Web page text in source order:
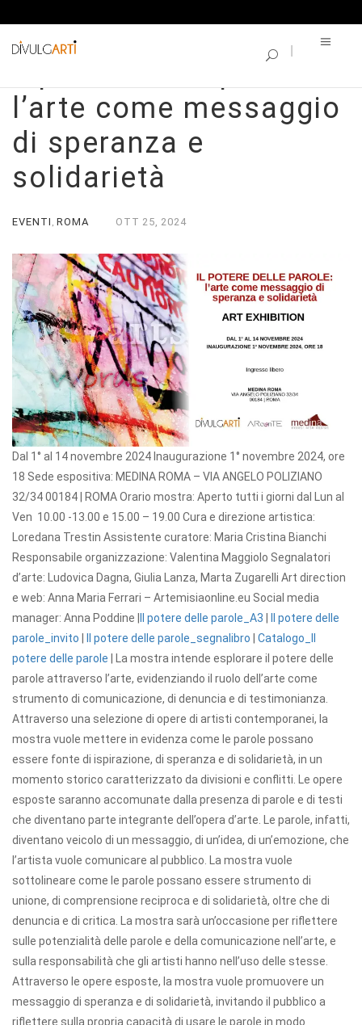
l’arte come messaggio
di speranza e
solidarietà
EVENTI , ROMA OTT 25, 2024
Dal 1° al 14 novembre 2024 Inaugurazione 1° novembre 2024, ore
18 Sede espositiva: MEDINA ROMA – VIA ANGELO POLIZIANO
32/34 00184 | ROMA Orario mostra: Aperto tutti i giorni dal Lun al
Ven 10.00 -13.00 e 15.00 – 19.00 Cura e direzione artistica:
Loredana Trestin Assistente curatore: Maria Cristina Bianchi
Responsabile organizzazione: Valentina Maggiolo Segnalatori
d’arte: Ludovica Dagna, Giulia Lanza, Marta Zugarelli Art direction
e web: Anna Maria Ferrari – Artemisiaonline.eu Social media
manager: Anna Poddine |
Il potere delle parole_A3
Il potere delle
parole_invito
Il potere delle parole_segnalibro
Catalogo_Il
potere delle parole
La mostra intende esplorare il potere delle
parole attraverso l’arte, evidenziando il ruolo dell’arte come
strumento di comunicazione, di denuncia e di testimonianza.
Attraverso una selezione di opere di artisti contemporanei, la
mostra vuole mettere in evidenza come le parole possano
essere fonte di ispirazione, di speranza e di solidarietà, in un
momento storico caratterizzato da divisioni e conflitti. Le opere
esposte saranno accomunate dalla presenza di parole e di testi
che diventano parte integrante dell’opera d’arte. Le parole, infatti,
diventano veicolo di un messaggio, di un’idea, di un’emozione, che
l’artista vuole comunicare al pubblico. La mostra vuole
sottolineare come le parole possano essere strumento di
unione, di comprensione reciproca e di solidarietà, oltre che di
denuncia e di critica. La mostra sarà un’occasione per riflettere
sulle potenzialità delle parole e della comunicazione nell’arte, e
sulla responsabilità che gli artisti hanno nell’uso delle stesse.
Attraverso le opere esposte, la mostra vuole promuovere un
messaggio di speranza e di solidarietà, invitando il pubblico a
riflettere sulla propria capacità di usare le parole in modo